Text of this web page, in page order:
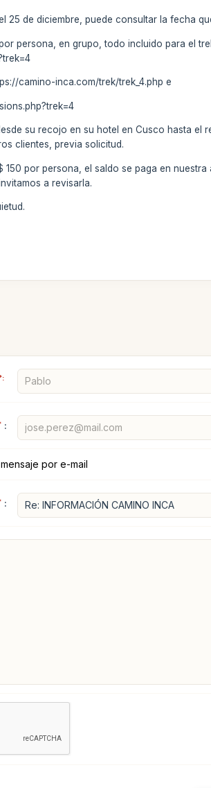
25 de diciembre, puede consultar la fecha
persona, en grupo, todo incluido para el
camino-inca.com/trek/trek_4.php e
su recojo en su hotel en Cusco hasta el
clientes, previa solicitud.
150 por persona, el saldo se paga en
a revisarla.
:
por e-mail
: